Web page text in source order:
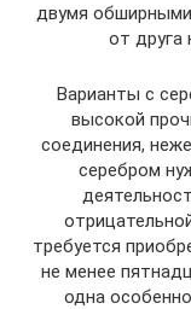
двумя
от друга
Варианты с
высокой
соединения,
серебром
требуется
не менее
одна